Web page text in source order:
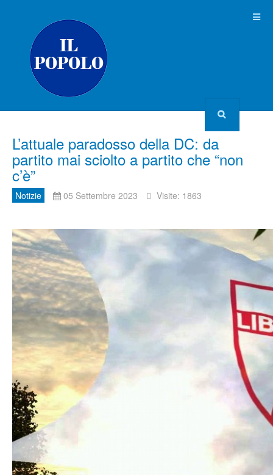
L’attuale paradosso della DC: da
partito mai sciolto a partito che “non
c’è”
Notizie 05 Settembre 2023 Visite: 1863